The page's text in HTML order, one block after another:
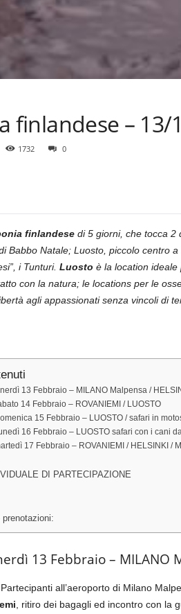
finlandese –
1732 0
finlandesedi 5 giorni, che tocca 2
Babbo Natale; Luosto, piccolo centro
i Tunturi. Luosto è la location ideale
con la natura; le locations per le
agli appassionati senza vincoli di
13 Febbraio – MILANO Malpensa /
14 Febbraio – ROVANIEMI / LUOSTO
15 Febbraio – LUOSTO / safari in
16 Febbraio – LUOSTO safari con i cani
17 Febbraio – ROVANIEMI / HELSINKI /
DI PARTECIPAZIONE
prenotazioni:
13 Febbraio – MILANO
all’aeroporto di Milano
, ritiro dei bagagli ed incontro con la